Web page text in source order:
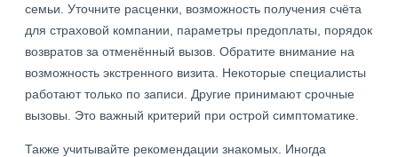
семьи. Уточните расценки, возможность получения счёта
для страховой компании, параметры предоплаты, порядок
возвратов за отменённый вызов. Обратите внимание на
возможность экстренного визита. Некоторые специалисты
работают только по записи. Другие принимают срочные
вызовы. Это важный критерий при острой симптоматике.
Также учитывайте рекомендации знакомых. Иногда